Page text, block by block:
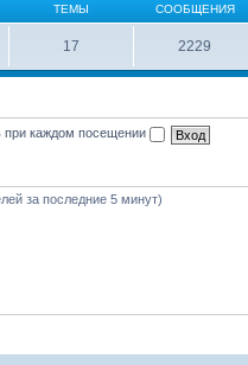
ТЕМЫ СООБЩЕНИЯ
17 2229
при каждом посещении
за последние 5 минут)